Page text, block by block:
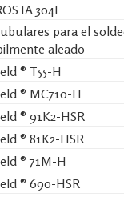
304L
para el
aleado
® T55-H
® MC710-H
® 91K2-HSR
® 81K2-HSR
® 71M-H
® 690-HSR